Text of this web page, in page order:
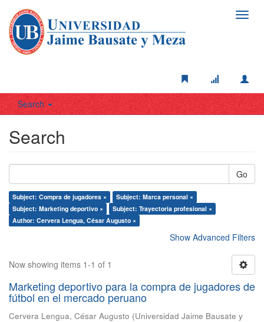
Search
Search
Go
Subject: Compra de jugadores ×
Subject: Marca personal ×
Subject: Marketing deportivo ×
Subject: Trayectoria profesional ×
Author: Cervera Lengua, César Augusto ×
Show Advanced Filters
Now showing items 1-1 of 1
Marketing deportivo para la compra de jugadores de
fútbol en el mercado peruano
Cervera Lengua, César Augusto (Universidad Jaime Bausate y